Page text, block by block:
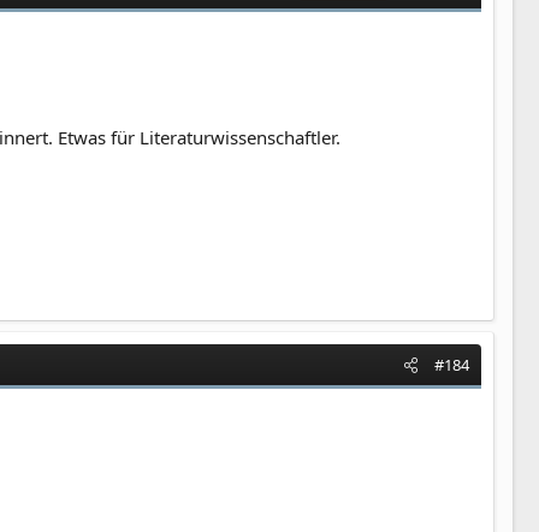
Etwas für Literaturwissenschaftler.
#184